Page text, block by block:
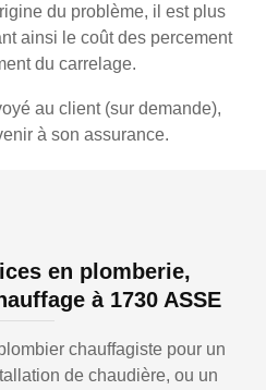
du problème, il est plus
ainsi le coût des percement
du carrelage.
au client (sur demande),
à son assurance.
en plomberie,
à 1730 ASSE
chauffagiste pour un
de chaudière, ou un